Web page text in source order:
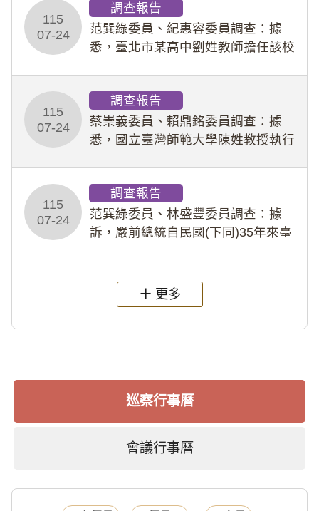
教羽球隊學生等行為，歷經該校校園
事件處理會議（下
115
07-24
調查報告
范巽綠委員、紀惠容委員調查：據
悉，臺北市某高中劉姓教師擔任該校
行拍攝特定樣態性影像並以手機傳送
劉師。該生因畏懼成
115
07-24
調查報告
蔡崇義委員、賴鼎銘委員調查：據
悉，國立臺灣師範大學陳姓教授執行
術倫理等情案調查報告。(115教調
31)
115
07-24
調查報告
范巽綠委員、林盛豐委員調查：據
訴，嚴前總統自民國(下同)35年來臺
過世後，總統府於89年間函請其家屬
繼續留住
更多
巡察行事曆
會議行事曆